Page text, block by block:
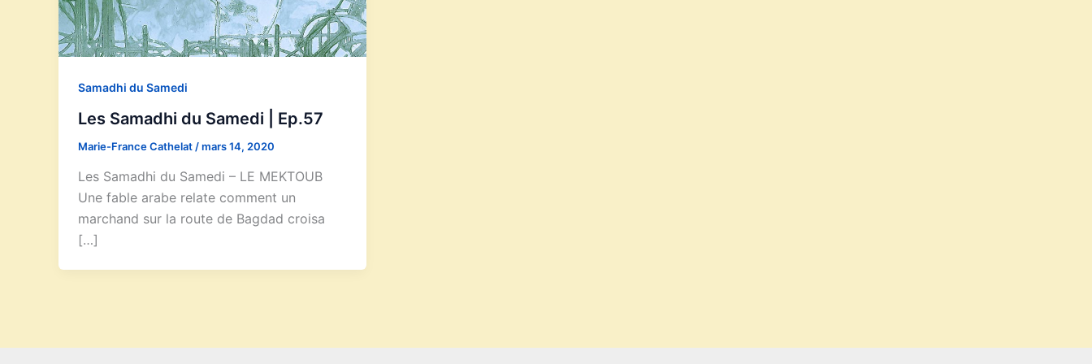
Samadhi du Samedi
Les Samadhi du Samedi | Ep.57
Marie-France Cathelat /mars 14, 2020
Les Samadhi du Samedi – LE MEKTOUB
Une fable arabe relate comment un
marchand sur la route de Bagdad croisa
[…]